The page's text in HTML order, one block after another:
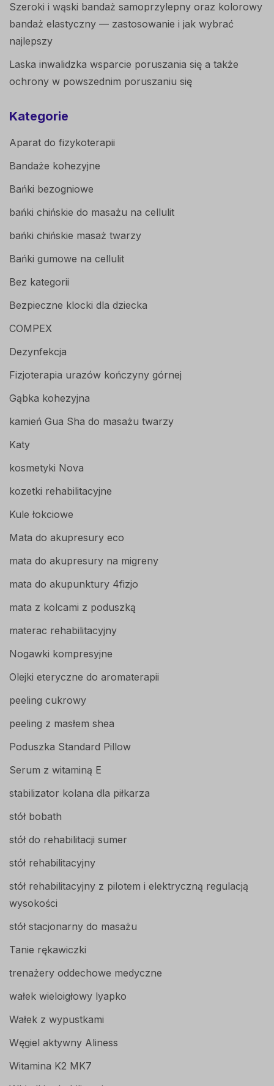
Szeroki i wąski bandaż samoprzylepny oraz kolorowy
bandaż elastyczny — zastosowanie i jak wybrać
najlepszy
Laska inwalidzka wsparcie poruszania się a także
ochrony w powszednim poruszaniu się
Kategorie
Aparat do fizykoterapii
Bandaże kohezyjne
Bańki bezogniowe
bańki chińskie do masażu na cellulit
bańki chińskie masaż twarzy
Bańki gumowe na cellulit
Bez kategorii
Bezpieczne klocki dla dziecka
COMPEX
Dezynfekcja
Fizjoterapia urazów kończyny górnej
Gąbka kohezyjna
kamień Gua Sha do masażu twarzy
Katy
kosmetyki Nova
kozetki rehabilitacyjne
Kule łokciowe
Mata do akupresury eco
mata do akupresury na migreny
mata do akupunktury 4fizjo
mata z kolcami z poduszką
materac rehabilitacyjny
Nogawki kompresyjne
Olejki eteryczne do aromaterapii
peeling cukrowy
peeling z masłem shea
Poduszka Standard Pillow
Serum z witaminą E
stabilizator kolana dla piłkarza
stół bobath
stół do rehabilitacji sumer
stół rehabilitacyjny
stół rehabilitacyjny z pilotem i elektryczną regulacją
wysokości
stół stacjonarny do masażu
Tanie rękawiczki
trenażery oddechowe medyczne
wałek wieloigłowy lyapko
Wałek z wypustkami
Węgiel aktywny Aliness
Witamina K2 MK7